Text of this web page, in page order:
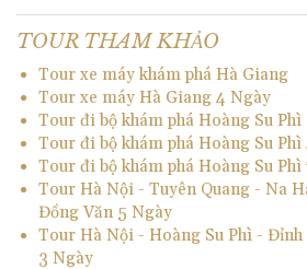
TOUR THAM KHẢO
Tour xe máy khám phá Hà Giang
Tour xe máy Hà Giang 4 Ngày
Tour đi bộ khám phá Hoàng Su Phì
Tour đi bộ khám phá Hoàng Su Phì
Tour đi bộ khám phá Hoàng Su Phì
Tour Hà Nội - Tuyên Quang - Na
Đồng Văn 5 Ngày
Tour Hà Nội - Hoàng Su Phì -
3 Ngày